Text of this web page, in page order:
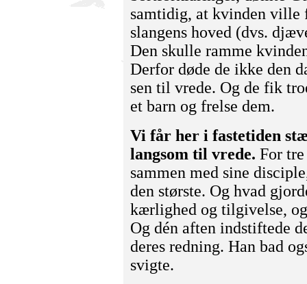
samtidig, at kvinden ville
slangens hoved (dvs.
Den skulle ramme
Derfor døde de ikke den
sen til vrede. Og de fik
et barn og frelse dem.
Vi får her i fastetiden
langsom til vrede. For tre
sammen med sine
den største. Og hvad
kærlig­hed og tilgi­velse,
Og dén aften indstiftede
deres redning. Han bad
svigte.